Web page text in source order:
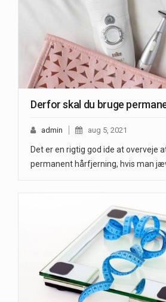
Derfor skal du bruge
admin aug 5, 2021
Det er en rigtig god ide at overveje
permanent hårfjerning, hvis man